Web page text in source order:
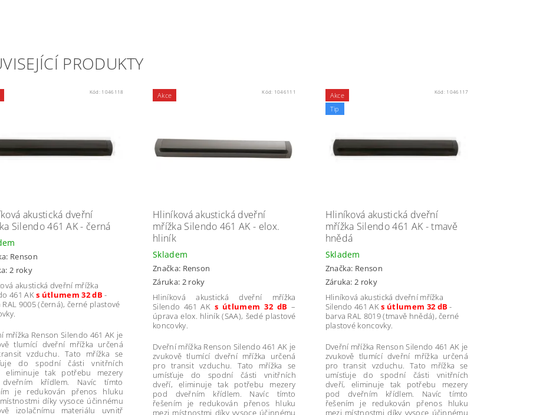
PRODUKTY
Kód: 1046118
akustická dveřní
Silendo 461 AK - černá
Renson
2 roky
akustická dveřní mřížka
461 AKs útlumem 32 dB -
RAL 9005 (černá), černé plastové
mřížka Renson Silendo 461 AK je
tlumící dveřní mřížka určená
vzduchu. Tato mřížka se
do spodní části vnitřních
eliminuje tak potřebu mezery
křídlem. Navíc tímto
je redukován přenos hluku
díky vysoce účinnému
izolačnímu materiálu uvnitř
Akce Kód: 1046111
Hliníková akustická dveřní
mřížka Silendo 461 AK - elox.
hliník
Skladem
Značka: Renson
Záruka: 2 roky
Hliníková akustická dveřní mřížka
Silendo 461 AK s útlumem 32 dB –
úprava elox. hliník (SAA), šedé plastové
koncovky.
Dveřní mřížka Renson Silendo 461 AK je
zvukově tlumící dveřní mřížka určená
pro transit vzduchu. Tato mřížka se
umísťuje do spodní části vnitřních
dveří, eliminuje tak potřebu mezery
pod dveřním křídlem. Navíc tímto
řešením je redukován přenos hluku
mezi místnostmi díky vysoce účinnému
Akce
Tip
Kód: 1046117
Hliníková akustická dveřní
mřížka Silendo 461 AK - tmavě
hnědá
Skladem
Značka: Renson
Záruka: 2 roky
Hliníková akustická dveřní mřížka
Silendo 461 AKs útlumem 32 dB -
barva RAL 8019 (tmavě hnědá), černé
plastové koncovky.
Dveřní mřížka Renson Silendo 461 AK je
zvukově tlumící dveřní mřížka určená
pro transit vzduchu. Tato mřížka se
umísťuje do spodní části vnitřních
dveří, eliminuje tak potřebu mezery
pod dveřním křídlem. Navíc tímto
řešením je redukován přenos hluku
mezi místnostmi díky vysoce účinnému